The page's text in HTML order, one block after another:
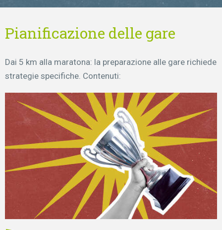
Pianificazione delle gare
Dai 5 km alla maratona: la preparazione alle gare richiede
strategie specifiche. Contenuti: